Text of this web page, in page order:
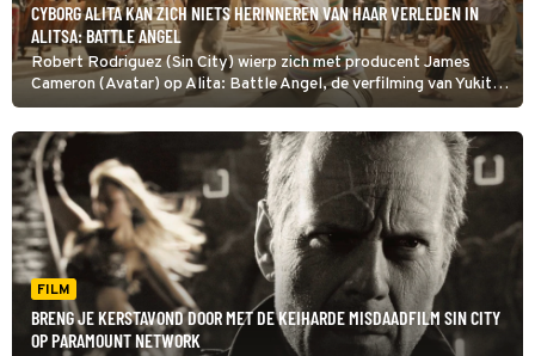
CYBORG ALITA KAN ZICH NIETS HERINNEREN VAN HAAR VERLEDEN IN
ALITSA: BATTLE ANGEL
Robert Rodriguez (Sin City) wierp zich met producent James
Cameron (Avatar) op Alita: Battle Angel, de verfilming van Yukito
Kishiro’s populaire Japanse cyberpunkmanga Battle angel Alita.
FILM
BRENG JE KERSTAVOND DOOR MET DE KEIHARDE MISDAADFILM SIN CITY
OP PARAMOUNT NETWORK